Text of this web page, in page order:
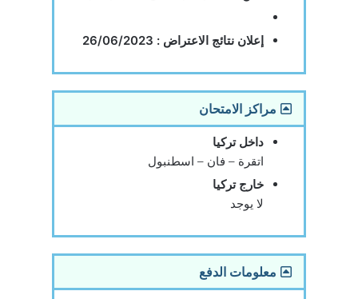
إعلان نتائج الاعتراض : 26/06/2023
مراكز الامتحان
داخل تركيا
اتقرة – فان – اسطنبول
خارج تركيا
لا يوجد
معلومات الدفع